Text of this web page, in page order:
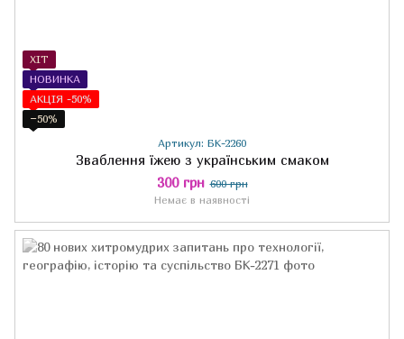
ХІТ
НОВИНКА
АКЦІЯ -50%
−50%
Артикул: БК-2260
Зваблення їжею з українським смаком
300 грн 600 грн
Немає в наявності